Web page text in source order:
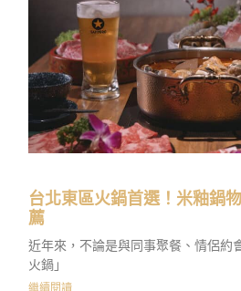
台北東區火鍋首選！米釉鍋
薦
近年來，不論是與同事聚餐、情侶約
火鍋」
繼續閱讀